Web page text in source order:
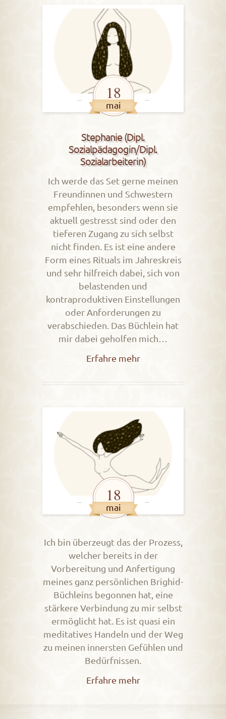
18
mai
Stephanie (Dipl.
Sozialpädagogin/Dipl.
Sozialarbeiterin)
Ich werde das Set gerne meinen
Freundinnen und Schwestern
empfehlen, besonders wenn sie
aktuell gestresst sind oder den
tieferen Zugang zu sich selbst
nicht finden. Es ist eine andere
Form eines Rituals im Jahreskreis
und sehr hilfreich dabei, sich von
belastenden und
kontraproduktiven Einstellungen
oder Anforderungen zu
verabschieden. Das Büchlein hat
mir dabei geholfen mich…
Erfahre mehr
18
mai
Ich bin überzeugt das der Prozess,
welcher bereits in der
Vorbereitung und Anfertigung
meines ganz persönlichen Brighid-
Büchleins begonnen hat, eine
stärkere Verbindung zu mir selbst
ermöglicht hat. Es ist quasi ein
meditatives Handeln und der Weg
zu meinen innersten Gefühlen und
Bedürfnissen.
Erfahre mehr